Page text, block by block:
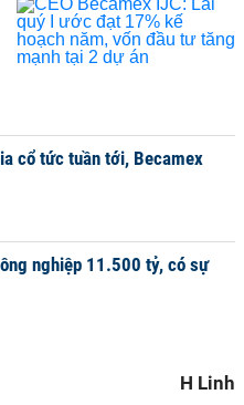
cổ tức tuần tới, Becamex
nghiệp 11.500 tỷ, có sự
H Linh